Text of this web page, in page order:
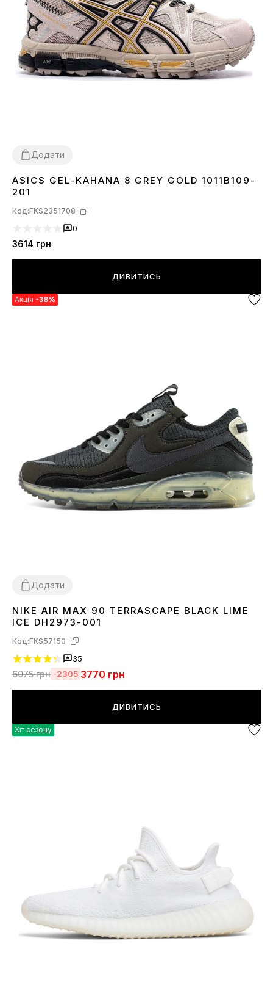
Додати
36 373839404142434445
ASICS GEL-KAHANA 8 GREY GOLD 1011B109-
201
Код:FKS2351708
0
3614 грн
ДИВИТИСЬ
Акція -38%
Додати
3640 4142 434445
NIKE AIR MAX 90 TERRASCAPE BLACK LIME
ICE DH2973-001
Код:FKS57150
35
6075грн -2305 3770 грн
ДИВИТИСЬ
Хіт сезону